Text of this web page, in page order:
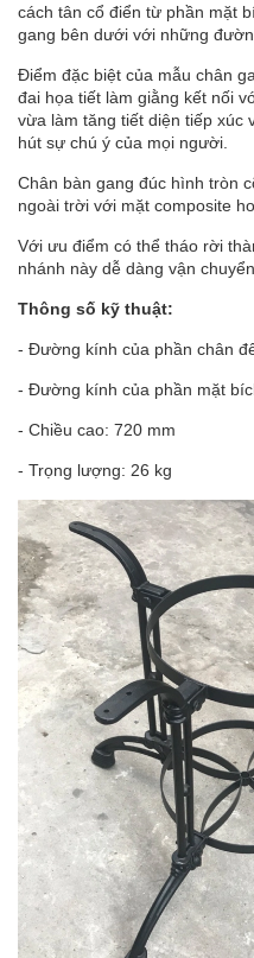
cách tân cổ điển từ phần mặt
gang bên dưới với những
Điểm đặc biệt của mẫu chân
đai họa tiết làm giằng kết nối
vừa làm tăng tiết diện tiếp xúc
hút sự chú ý của mọi người.
Chân bàn gang đúc hình tròn
ngoài trời với mặt composite
Với ưu điểm có thể tháo rời
nhánh này dễ dàng vận
Thông số kỹ thuật:
- Đường kính của phần chân
- Đường kính của phần mặt
- Chiều cao: 720 mm
- Trọng lượng: 26 kg